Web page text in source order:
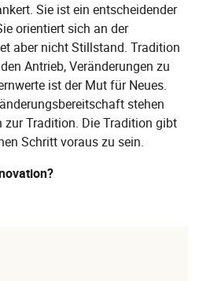
Sie ist ein entscheidender
orientiert sich an der
aber nicht Stillstand. Tradition
Antrieb, Veränderungen zu
ist der Mut für Neues.
stehen
zur Tradition. Die Tradition gibt
Schritt voraus zu sein.